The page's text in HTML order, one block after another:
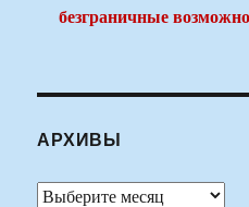
безграничные
АРХИВЫ
Архивы